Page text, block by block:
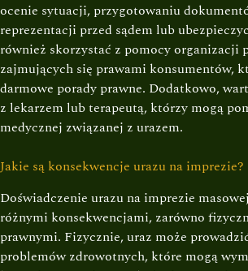
ocenie sytuacji, przygotowaniu
reprezentacji przed sądem lub
również skorzystać z pomocy organizacji
zajmujących się prawami konsumentów,
darmowe porady prawne. Dodatkowo,
z lekarzem lub terapeutą, którzy mogą
medycznej związanej z urazem.
Jakie są konsekwencje urazu na imprezie?
Doświadczenie urazu na imprezie
różnymi konsekwencjami, zarówno
prawnymi. Fizycznie, uraz może
problemów zdrowotnych, które mogą